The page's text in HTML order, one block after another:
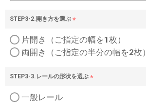
STEP3-2.開き方を選ぶ
必
須
片開き（ご指定の幅を1枚）
両開き（ご指定の半分の幅を2枚）
STEP3-3.レールの形状を選ぶ
一般レール